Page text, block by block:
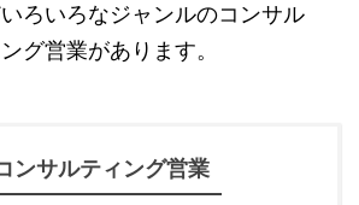
ろいろなジャンルのコンサル
グ営業があります。
ンサルティング営業